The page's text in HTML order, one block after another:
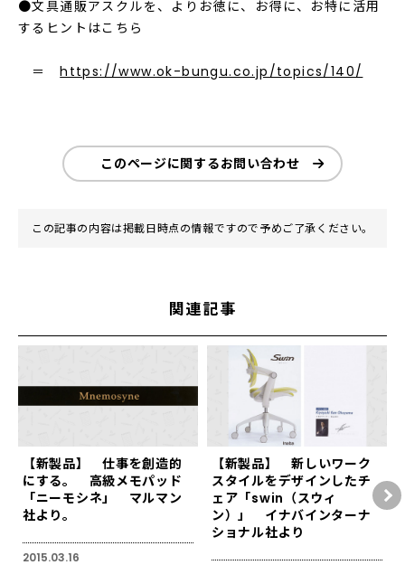
●文具通販アスクルを、よりお徳に、お得に、お特に活用
するヒントはこちら
＝https://www.ok-bungu.co.jp/topics/140/
このページに関するお問い合わせ
この記事の内容は掲載日時点の情報ですので予めご了承ください。
関連記事
【新製品】 仕事を創造的
にする。 高級メモパッド
「ニーモシネ」 マルマン
社より。
2015.03.16
【新製品】 新しいワーク
スタイルをデザインしたチ
ェア「swin（スウィ
ン）」 イナバインターナ
ショナル社より